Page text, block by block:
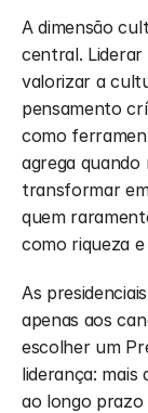
A dimensão
central. Liderar
valorizar a
pensamento
como
agrega quando
transformar
quem
como riqueza
As
apenas aos
escolher um
liderança: mais
ao longo prazo